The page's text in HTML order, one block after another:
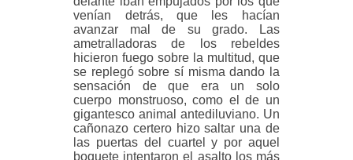
venían detrás, que les hacían
avanzar mal de su grado. Las
ametralladoras de los rebeldes
hicieron fuego sobre la multitud, que
se replegó sobre sí misma dando la
sensación de que era un solo
cuerpo monstruoso, como el de un
gigantesco animal antediluviano. Un
cañonazo certero hizo saltar una de
las puertas del cuartel y por aquel
boquete intentaron el asalto los más